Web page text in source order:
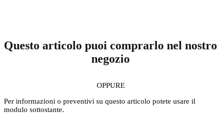
Questo articolo puoi comprarlo nel nostro
negozio
OPPURE
Per informazioni o preventivi su questo articolo potete usare il
modulo sottostante.